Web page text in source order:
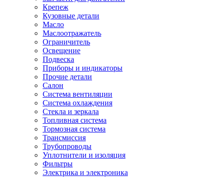
Крепеж
Кузовные детали
Масло
Маслоотражатель
Ограничитель
Освещение
Подвеска
Приборы и индикаторы
Прочие детали
Салон
Система вентиляции
Система охлаждения
Стекла и зеркала
Топливная система
Тормозная система
Трансмиссия
Трубопроводы
Уплотнители и изоляция
Фильтры
Электрика и электроника